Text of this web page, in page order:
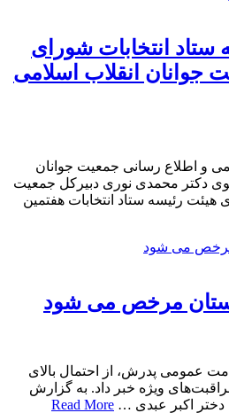
ستاد انتخابات شورای
جوانان انقلاب اسلامی
و اطلاع رسانی جمعیت جوانان
دکتر محمدی نوری دبیرکل جمعیت
هیئت رئیسه ستاد انتخابات هفتمین
مرخص می شود
عمومی پدرش، از احتمال بالای
ویژه خبر داد. به گزارش
Read More